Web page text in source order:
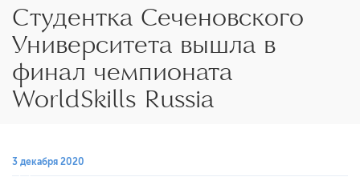
Студентка Сеченовского
Университета вышла в
финал чемпионата
WorldSkills Russia
3 декабря 2020